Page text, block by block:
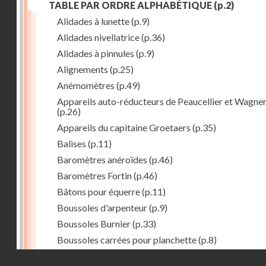
TABLE PAR ORDRE ALPHABÉTIQUE (p.2)
Alidades à lunette(p.9)
Alidades nivellatrice(p.36)
Alidades à pinnules (p.9)
Alignements (p.25)
Anémomètres (p.49)
Appareils auto-réducteurs de Peaucellier et Wagner
(p.26)
Appareils du capitaine Groetaers (p.35)
Balises (p.11)
Baromètres anéroïdes (p.46)
Baromètres Fortin(p.46)
Bâtons pour équerre(p.11)
Boussoles d'arpenteur(p.9)
Boussoles Burnier(p.33)
Boussoles carrées pour planchette(p.8)